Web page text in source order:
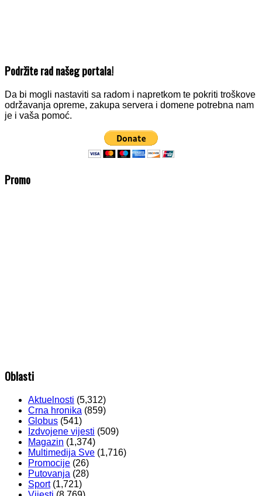
Podržite rad našeg portala!
Da bi mogli nastaviti sa radom i napretkom te pokriti troškove
održavanja opreme, zakupa servera i domene potrebna nam
je i vaša pomoć.
Promo
Oblasti
Aktuelnosti (5,312)
Crna hronika (859)
Globus (541)
Izdvojene vijesti (509)
Magazin (1,374)
Multimedija Sve (1,716)
Promocije (26)
Putovanja (28)
Sport(1,721)